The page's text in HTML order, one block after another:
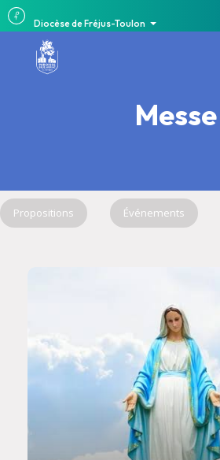
Diocèse de Fréjus-Toulon
Messe
Propositions Événements